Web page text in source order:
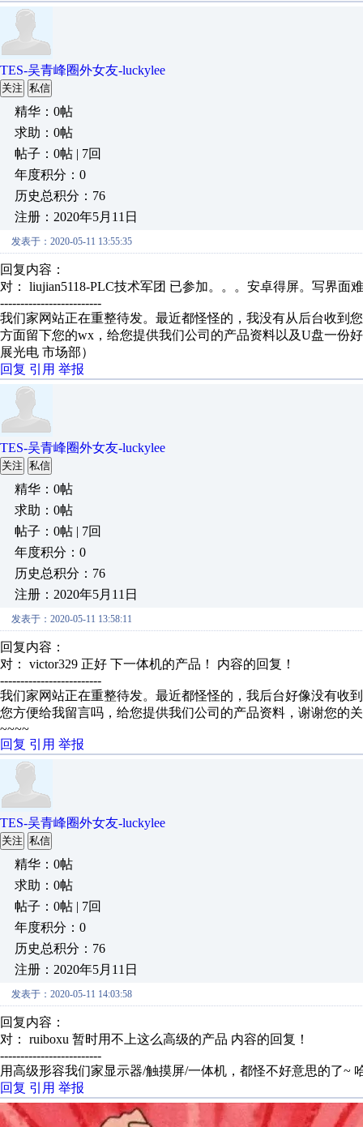
TES-吴青峰圈外女友-luckylee
关注 私信
精华：0帖
求助：0帖
帖子：0帖 | 7回
年度积分：0
历史总积分：76
注册：2020年5月11日
发表于：2020-05-11 13:55:35
回复内容：
对： liujian5118-PLC技术军团 已参加。。。安卓得屏。写界面
-------------------------
我们家网站正在重整待发。最近都怪怪的，我没有从后台收到
方面留下您的wx，给您提供我们公司的产品资料以及U盘一份
展光电 市场部）
回复 引用 举报
TES-吴青峰圈外女友-luckylee
关注 私信
精华：0帖
求助：0帖
帖子：0帖 | 7回
年度积分：0
历史总积分：76
注册：2020年5月11日
发表于：2020-05-11 13:58:11
回复内容：
对： victor329 正好 下一体机的产品！ 内容的回复！
-------------------------
我们家网站正在重整待发。最近都怪怪的，我后台好像没有收
您方便给我留言吗，给您提供我们公司的产品资料，谢谢您的
~~~~
回复 引用 举报
TES-吴青峰圈外女友-luckylee
关注 私信
精华：0帖
求助：0帖
帖子：0帖 | 7回
年度积分：0
历史总积分：76
注册：2020年5月11日
发表于：2020-05-11 14:03:58
回复内容：
对： ruiboxu 暂时用不上这么高级的产品 内容的回复！
-------------------------
用高级形容我们家显示器/触摸屏/一体机，都怪不好意思的了~
回复 引用 举报